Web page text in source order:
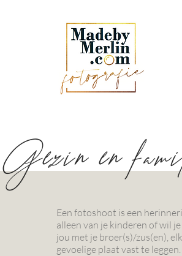
Een fotoshoot is een
alleen van je kinderen of wil
jou met je broer(s)/zus(en),
gevoelige plaat vast te leggen.
Gezin en